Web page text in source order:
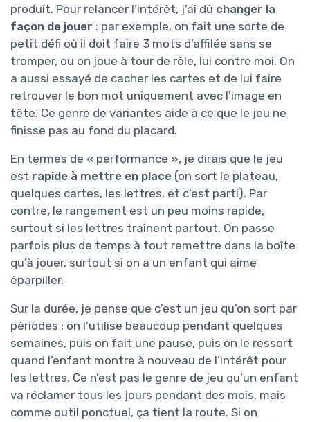
produit. Pour relancer l’intérêt, j’ai dû changer la
façon de jouer : par exemple, on fait une sorte de
petit défi où il doit faire 3 mots d’affilée sans se
tromper, ou on joue à tour de rôle, lui contre moi. On
a aussi essayé de cacher les cartes et de lui faire
retrouver le bon mot uniquement avec l’image en
tête. Ce genre de variantes aide à ce que le jeu ne
finisse pas au fond du placard.
En termes de « performance », je dirais que le jeu
est rapide à mettre en place (on sort le plateau,
quelques cartes, les lettres, et c’est parti). Par
contre, le rangement est un peu moins rapide,
surtout si les lettres traînent partout. On passe
parfois plus de temps à tout remettre dans la boîte
qu’à jouer, surtout si on a un enfant qui aime
éparpiller.
Sur la durée, je pense que c’est un jeu qu’on sort par
périodes : on l’utilise beaucoup pendant quelques
semaines, puis on fait une pause, puis on le ressort
quand l’enfant montre à nouveau de l’intérêt pour
les lettres. Ce n’est pas le genre de jeu qu’un enfant
va réclamer tous les jours pendant des mois, mais
comme outil ponctuel, ça tient la route. Si on